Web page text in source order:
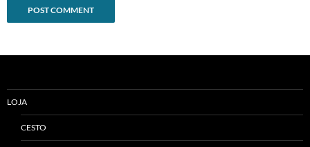
LOJA
CESTO